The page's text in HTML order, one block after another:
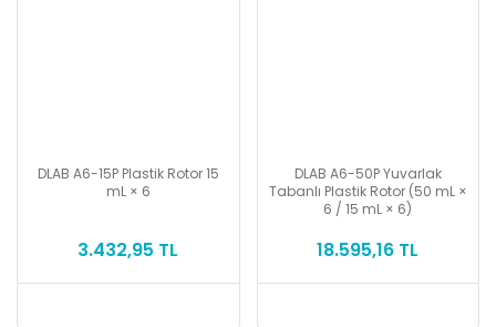
DLAB A6-15P Plastik Rotor 15
mL × 6
3.432,95 TL
DLAB A6-50P Yuvarlak
Tabanlı Plastik Rotor (50 mL ×
6 / 15 mL × 6)
18.595,16 TL